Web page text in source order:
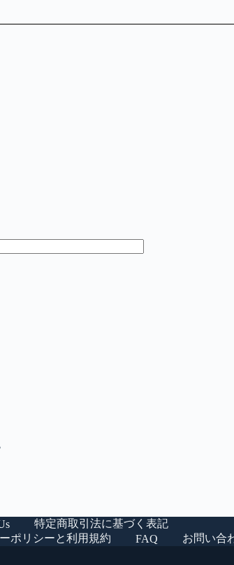
特定商取引法に基づく表記
ポリシーと利用規約
FAQ
お問い合